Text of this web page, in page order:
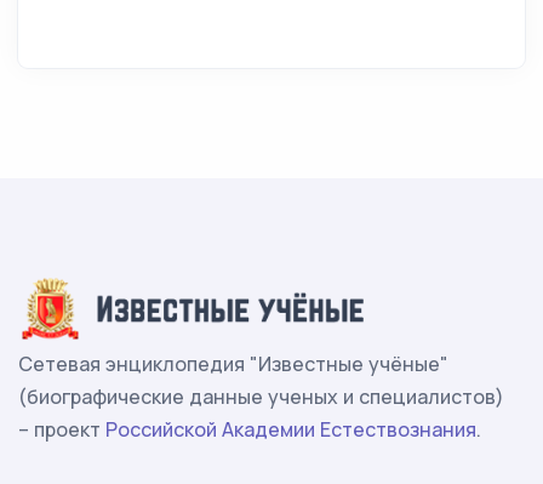
Сетевая энциклопедия "Известные учёные"
(биографические данные ученых и специалистов)
– проект Российской Академии Естествознания.